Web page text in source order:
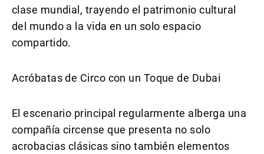
clase mundial, trayendo el patrimonio cultural
del mundo a la vida en un solo espacio
compartido.
Acróbatas de Circo con un Toque de Dubai
El escenario principal regularmente alberga una
compañía circense que presenta no solo
acrobacias clásicas sino también elementos